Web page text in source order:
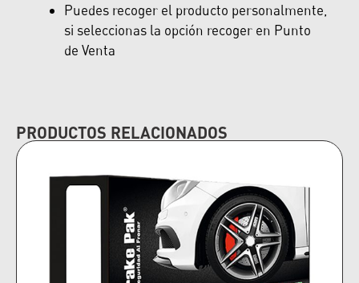
Puedes recoger el producto personalmente,
si seleccionas la opción recoger en Punto
de Venta
PRODUCTOS RELACIONADOS